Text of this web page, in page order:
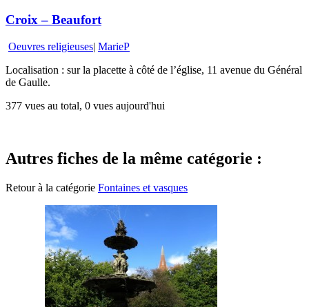
Croix – Beaufort
Oeuvres religieuses| MarieP
Localisation : sur la placette à côté de l’église, 11 avenue du Général
de Gaulle.
377 vues au total, 0 vues aujourd'hui
Autres fiches de la même catégorie :
Retour à la catégorie Fontaines et vasques